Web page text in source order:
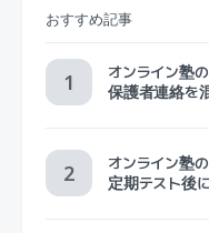
おすすめ記事
オンライン塾
保護者連絡を
オンライン塾
定期テスト後